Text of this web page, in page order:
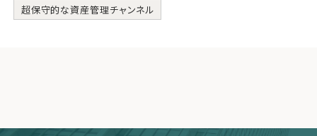
超保守的な資産管理チャンネル